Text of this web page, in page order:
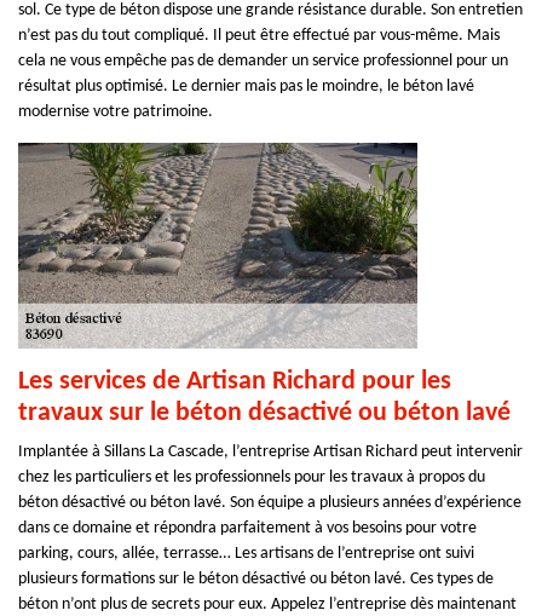
sol. Ce type de béton dispose une grande résistance durable. Son entretien
n’est pas du tout compliqué. Il peut être effectué par vous-même. Mais
cela ne vous empêche pas de demander un service professionnel pour un
résultat plus optimisé. Le dernier mais pas le moindre, le béton lavé
modernise votre patrimoine.
Les services de Artisan Richard pour les
travaux sur le béton désactivé ou béton lavé
Implantée à Sillans La Cascade, l’entreprise Artisan Richard peut intervenir
chez les particuliers et les professionnels pour les travaux à propos du
béton désactivé ou béton lavé. Son équipe a plusieurs années d’expérience
dans ce domaine et répondra parfaitement à vos besoins pour votre
parking, cours, allée, terrasse… Les artisans de l’entreprise ont suivi
plusieurs formations sur le béton désactivé ou béton lavé. Ces types de
béton n’ont plus de secrets pour eux. Appelez l’entreprise dès maintenant